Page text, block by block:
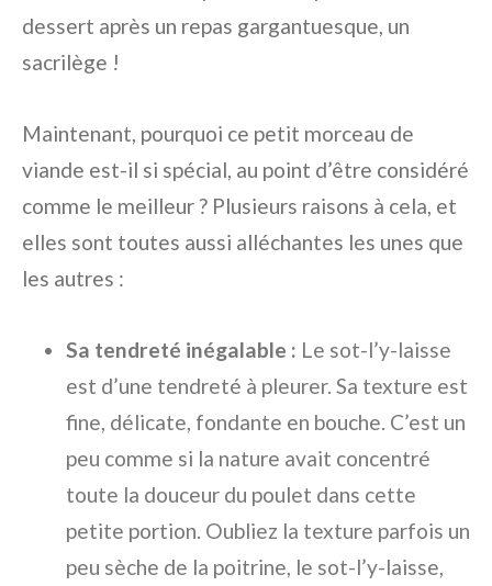
dessert après un repas gargantuesque, un
sacrilège !
Maintenant, pourquoi ce petit morceau de
viande est-il si spécial, au point d’être considéré
comme le meilleur ? Plusieurs raisons à cela, et
elles sont toutes aussi alléchantes les unes que
les autres :
Sa tendreté inégalable : Le sot-l’y-laisse
est d’une tendreté à pleurer. Sa texture est
fine, délicate, fondante en bouche. C’est un
peu comme si la nature avait concentré
toute la douceur du poulet dans cette
petite portion. Oubliez la texture parfois un
peu sèche de la poitrine, le sot-l’y-laisse,